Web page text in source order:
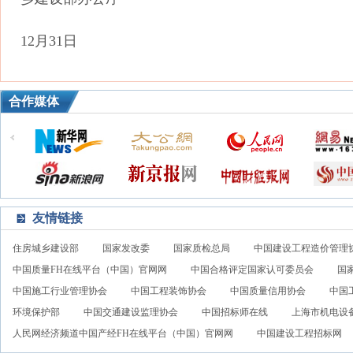
12月31日
合作媒体
友情链接
住房城乡建设部 国家发改委 国家质检总局
中国建设工程造价管理
中国质量FH在线平台（中国）官网网
中国合格评定国家认可委员会
国
中国施工行业管理协会
中国工程装饰协会 中国质量信用协会
中国
环境保护部
中国交通建设监理协会 中国招标师在线
上海市机电设
人民网经济频道中国产经FH在线平台（中国）官网网
中国建设工程招标网